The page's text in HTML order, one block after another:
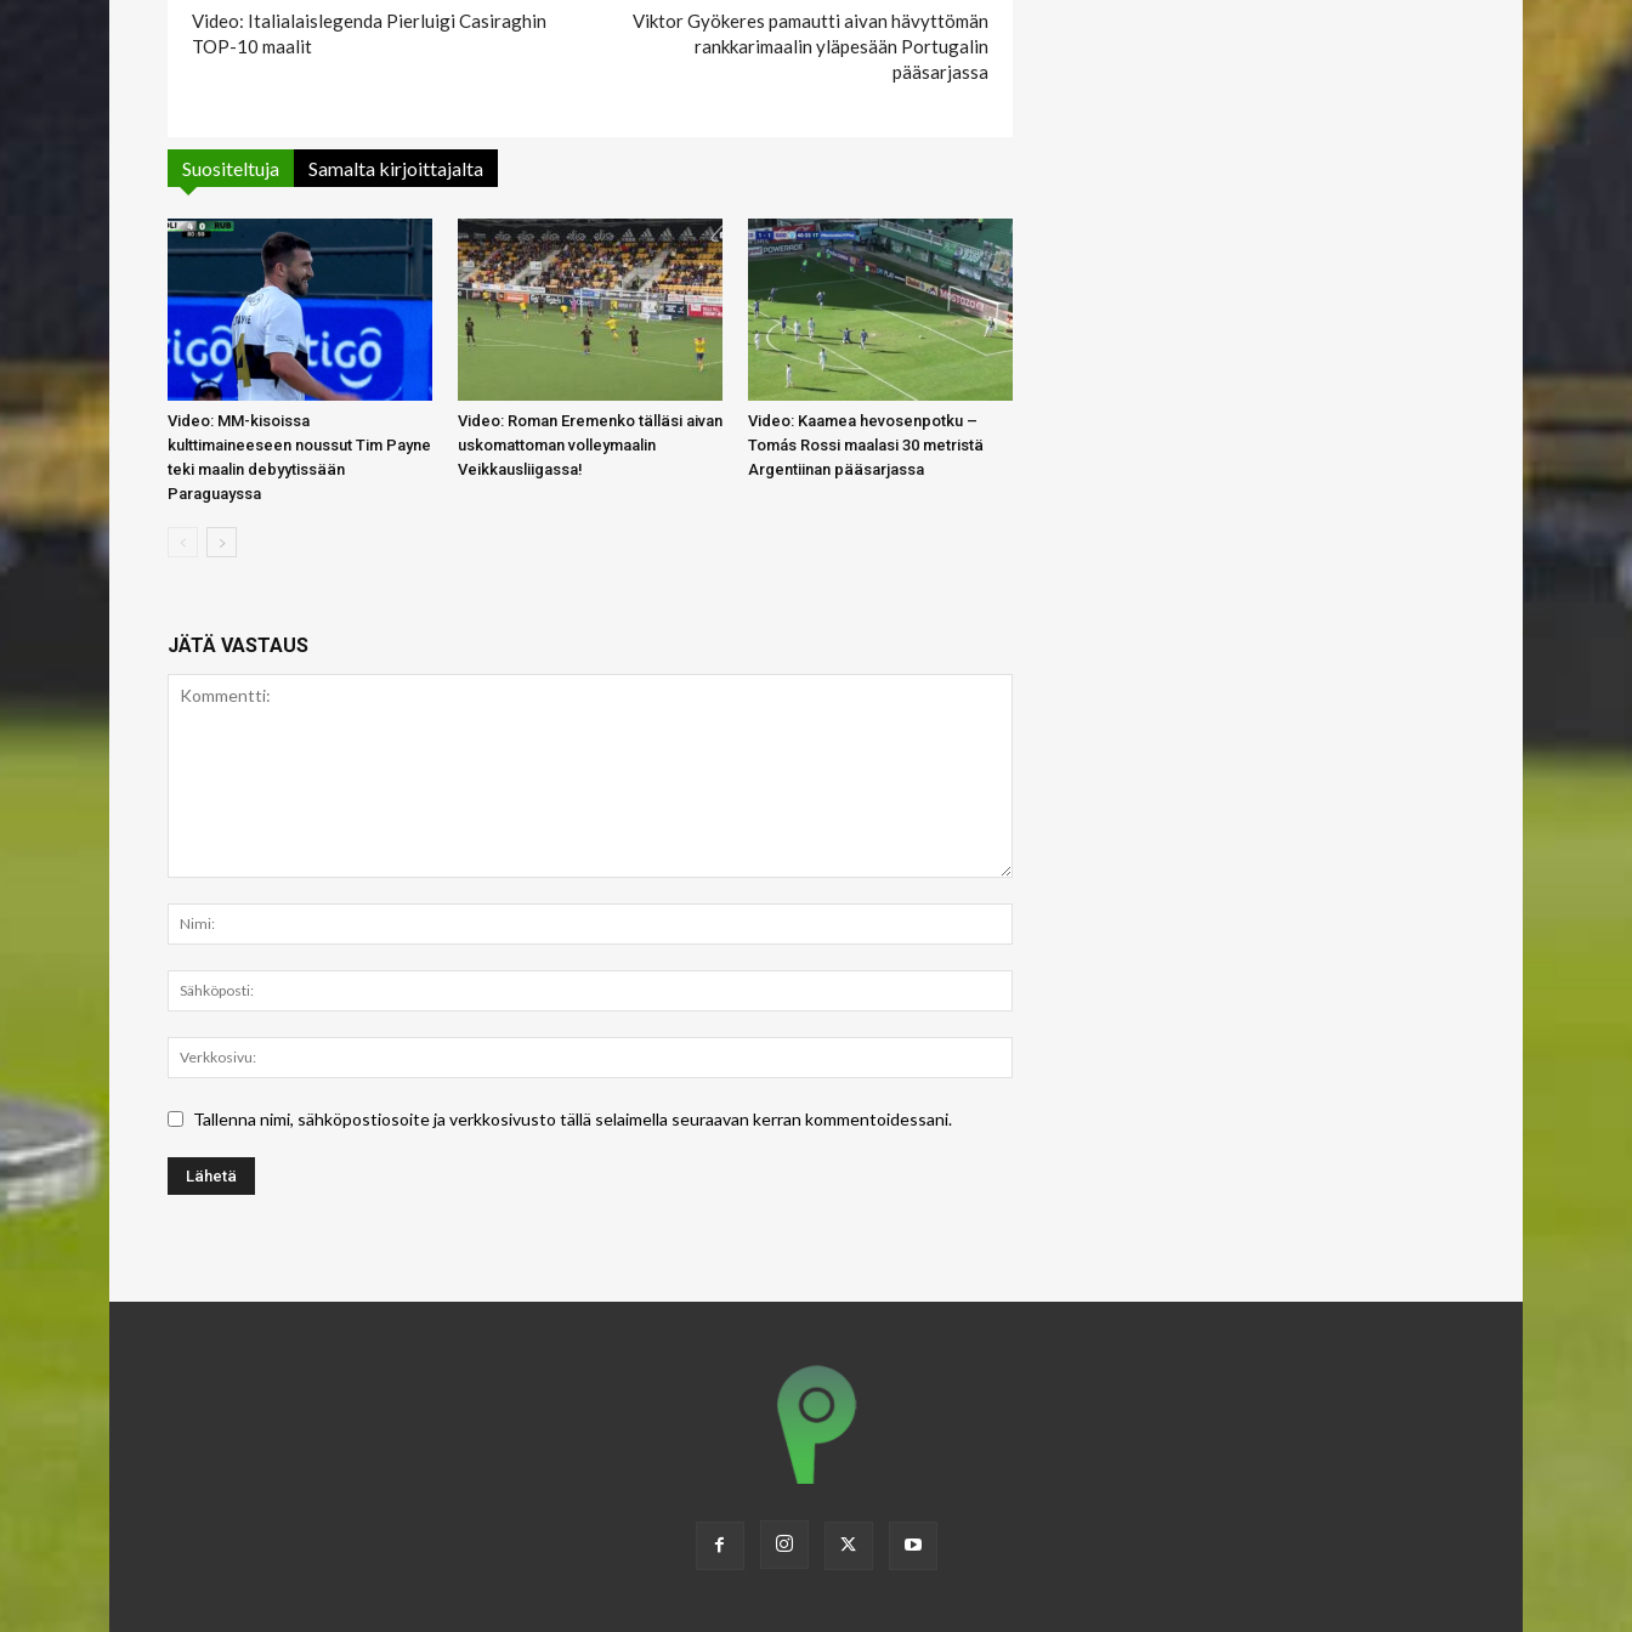
Video: Italialaislegenda Pierluigi Casiraghin
TOP-10 maalit
Viktor Gyökeres pamautti aivan hävyttömän
rankkarimaalin yläpesään Portugalin
pääsarjassa
Suositeltuja Samalta kirjoittajalta
Video: MM-kisoissa
kulttimaineeseen noussut Tim Payne
teki maalin debyytissään
Paraguayssa
Video: Roman Eremenko tälläsi aivan
uskomattoman volleymaalin
Veikkausliigassa!
Video: Kaamea hevosenpotku –
Tomás Rossi maalasi 30 metristä
Argentiinan pääsarjassa
JÄTÄ VASTAUS
Tallenna nimi, sähköpostiosoite ja verkkosivusto tällä selaimella seuraavan kerran kommentoidessani.